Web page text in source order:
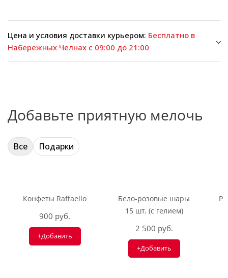
Цена и условия доставки курьером: Бесплатно в
Набережных Челнах с 09:00 до 21:00
Добавьте приятную мелочь
Все Подарки
Конфеты Raffaello
900 руб.
+Добавить
Бело-розовые шары
15 шт. (с гелием)
2 500 руб.
+Добавить